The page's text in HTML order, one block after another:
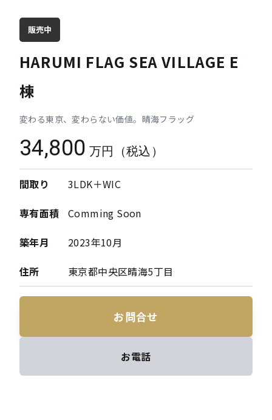
販売中
HARUMI FLAG SEA VILLAGE E
棟
変わる東京、変わらない価値。晴海フラッグ
34,800 万円（税込）
間取り
3LDK＋WIC
専有面積
Comming Soon
築年月
2023年10月
住所
東京都中央区晴海5丁目
お問合せ
お電話